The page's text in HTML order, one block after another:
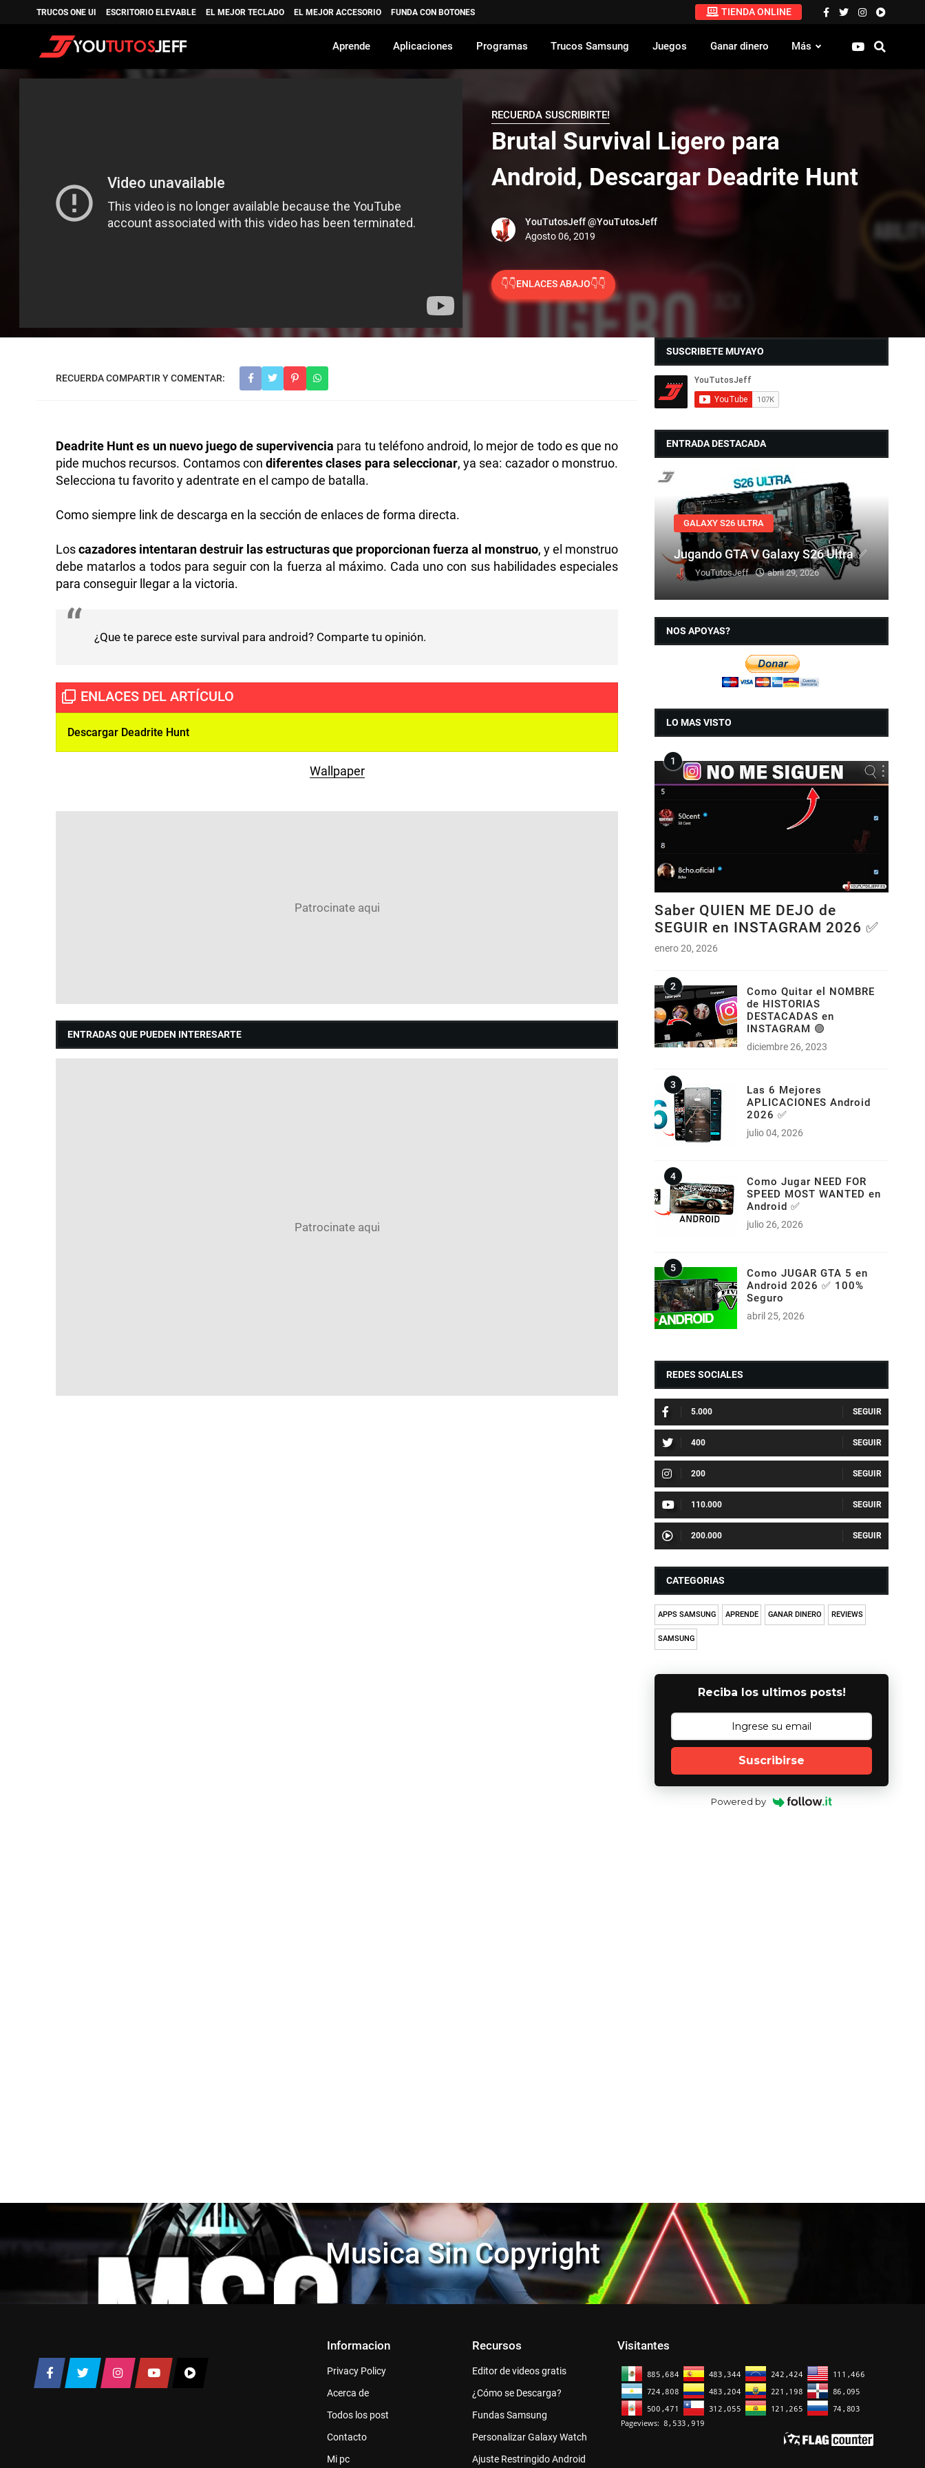
TRUCOS ONE UI ESCRITORIO ELEVABLE EL MEJOR TECLADO EL MEJOR ACCESORIO FUNDA CON BOTONES TIENDA ONLINE
Aprende Aplicaciones Programas Trucos Samsung Juegos Ganar dinero Más
Brutal Survival Ligero para
Android, Descargar Deadrite Hunt
RECUERDA SUSCRIBIRTE!
👇👇ENLACES ABAJO👇👇
YouTutosJeff@YouTutosJeff
Deadrite Hunt es un nuevo juego de supervivencia para tu teléfono android, lo mejor de todo es que no
pide muchos recursos. Contamos condiferentes clases para seleccionar, ya sea: cazador o monstruo.
Selecciona tu favorito y adentrate en el campo de batalla.
Como siempre link de descarga en la sección de enlaces de forma directa.
Loscazadores intentaran destruir las estructuras que proporcionan fuerza al monstruo, y el monstruo
debe matarlos a todos para seguir con la fuerza al máximo. Cada uno con sus habilidades especiales
para conseguir llegar a la victoria.
¿Que te parece este survival para android? Comparte tu opinión.
Descargar Deadrite Hunt
Wallpaper
ENTRADAS QUE PUEDEN INTERESARTE
SUSCRIBETE MUYAYO
ENTRADA DESTACADA
GALAXY S26 ULTRA
Jugando GTA V Galaxy S26 Ultra ✅
YouTutosJeff abril 29, 2026
NOS APOYAS?
LO MAS VISTO
Saber QUIEN ME DEJO de
SEGUIR en INSTAGRAM 2026 ✅
enero 20, 2026
Como Quitar el NOMBRE
de HISTORIAS
DESTACADAS en
INSTAGRAM 🟣
diciembre 26, 2023
Las 6 Mejores
APLICACIONES Android
2026 ✅
julio 04, 2026
Como Jugar NEED FOR
SPEED MOST WANTED en
Android ✅
julio 26, 2026
Como JUGAR GTA 5 en
Android 2026 ✅ 100%
Seguro
abril 25, 2026
REDES SOCIALES
5.000
400
200
110.000
200.000
CATEGORIAS
APPS SAMSUNG APRENDE GANAR DINERO REVIEWS
SAMSUNG
Reciba los ultimos posts!
Suscribirse
Powered by
Musica Sin Copyright
Informacion
Privacy Policy
Acerca de
Todos los post
Contacto
Mi pc
Recursos
Editor de videos gratis
¿Cómo se Descarga?
Fundas Samsung
Personalizar Galaxy Watch
Ajuste Restringido Android
Visitantes